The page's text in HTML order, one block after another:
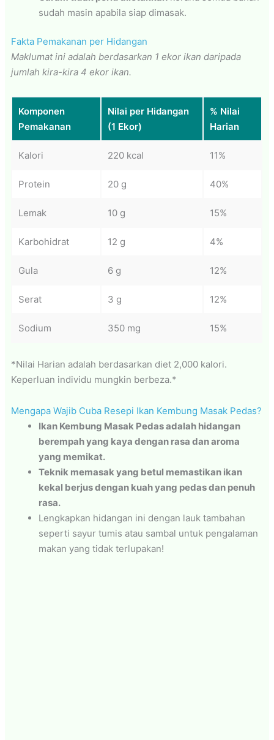
sudah masin apabila siap dimasak.
Fakta Pemakanan per Hidangan
Maklumat ini adalah berdasarkan 1 ekor ikan daripada
jumlah kira-kira 4 ekor ikan.
Komponen
Pemakanan
Nilai per Hidangan
(1 Ekor)
% Nilai
Harian
Kalori 220 kcal 11%
Protein 20 g 40%
Lemak 10 g 15%
Karbohidrat 12 g 4%
Gula 6 g 12%
Serat 3 g 12%
Sodium 350 mg 15%
*Nilai Harian adalah berdasarkan diet 2,000 kalori.
Keperluan individu mungkin berbeza.*
Mengapa Wajib Cuba Resepi Ikan Kembung Masak Pedas?
Ikan Kembung Masak Pedas adalah hidangan
berempah yang kaya dengan rasa dan aroma
yang memikat.
Teknik memasak yang betul memastikan ikan
kekal berjus dengan kuah yang pedas dan penuh
rasa.
Lengkapkan hidangan ini dengan lauk tambahan
seperti sayur tumis atau sambal untuk pengalaman
makan yang tidak terlupakan!